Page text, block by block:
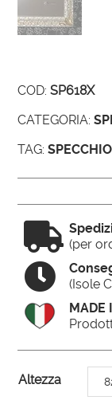
COD:SP618X
CATEGORIA:
TAG:
 (per

(Isole
MADE
Altezza
A